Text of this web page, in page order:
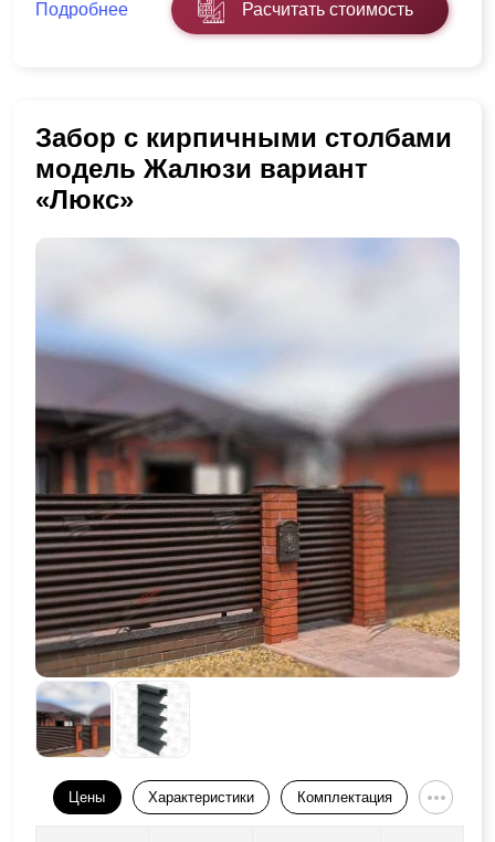
Подробнее Расчитать стоимость
Забор с кирпичными столбами
модель Жалюзи вариант
«Люкс»
Цены Характеристики Комплектация